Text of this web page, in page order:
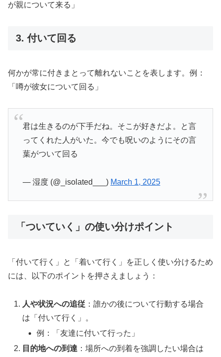
が親について来る」
3. 付いて回る
何かが常に付きまとって離れないことを表します。例：
「噂が彼女について回る」
君は生きるのが下手だね。そこが好きだよ。と言
ってくれた人がいた。今でも呪いのようにその言
葉がついて回る
— 湿度 (@_isolated___) March 1, 2025
「ついていく」の使い分けポイント
「付いて行く」と「着いて行く」を正しく使い分けるため
には、以下のポイントを押さえましょう：
人や状況への追従 ：誰かの後について行動する場合
は「付いて行く」。
例：「友達に付いて行った」
目的地への到達 ：場所への到着を強調したい場合は